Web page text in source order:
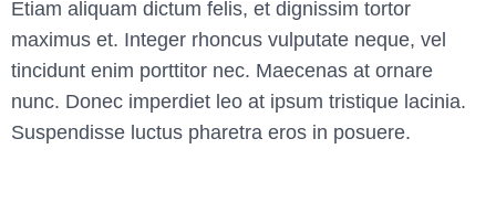
Etiam aliquam dictum felis, et dignissim tortor
maximus et. Integer rhoncus vulputate neque, vel
tincidunt enim porttitor nec. Maecenas at ornare
nunc. Donec imperdiet leo at ipsum tristique lacinia.
Suspendisse luctus pharetra eros in posuere.